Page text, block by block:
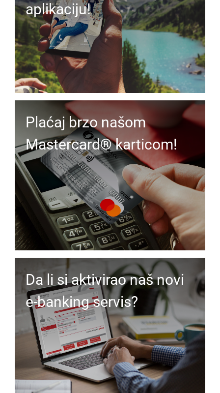
aplikaciju!
Plaćaj brzo našom
Mastercard® karticom!
Da li si aktivirao naš novi
e-banking servis?